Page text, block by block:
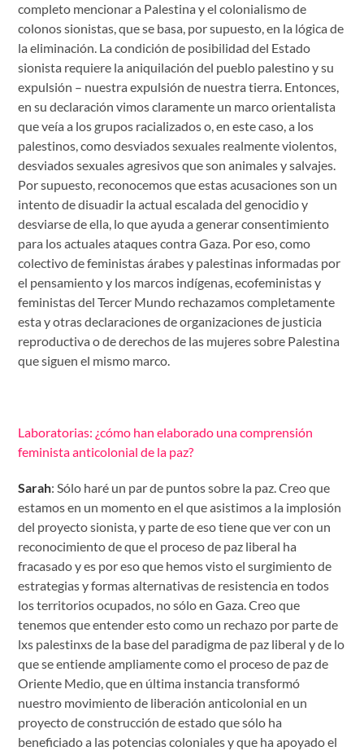
completo mencionar a Palestina y el colonialismo de
colonos sionistas, que se basa, por supuesto, en la lógica de
la eliminación. La condición de posibilidad del Estado
sionista requiere la aniquilación del pueblo palestino y su
expulsión – nuestra expulsión de nuestra tierra. Entonces,
en su declaración vimos claramente un marco orientalista
que veía a los grupos racializados o, en este caso, a los
palestinos, como desviados sexuales realmente violentos,
desviados sexuales agresivos que son animales y salvajes.
Por supuesto, reconocemos que estas acusaciones son un
intento de disuadir la actual escalada del genocidio y
desviarse de ella, lo que ayuda a generar consentimiento
para los actuales ataques contra Gaza. Por eso, como
colectivo de feministas árabes y palestinas informadas por
el pensamiento y los marcos indígenas, ecofeministas y
feministas del Tercer Mundo rechazamos completamente
esta y otras declaraciones de organizaciones de justicia
reproductiva o de derechos de las mujeres sobre Palestina
que siguen el mismo marco.
Laboratorias: ¿cómo han elaborado una comprensión
feminista anticolonial de la paz?
Sarah: Sólo haré un par de puntos sobre la paz. Creo que
estamos en un momento en el que asistimos a la implosión
del proyecto sionista, y parte de eso tiene que ver con un
reconocimiento de que el proceso de paz liberal ha
fracasado y es por eso que hemos visto el surgimiento de
estrategias y formas alternativas de resistencia en todos
los territorios ocupados, no sólo en Gaza. Creo que
tenemos que entender esto como un rechazo por parte de
lxs palestinxs de la base del paradigma de paz liberal y de lo
que se entiende ampliamente como el proceso de paz de
Oriente Medio, que en última instancia transformó
nuestro movimiento de liberación anticolonial en un
proyecto de construcción de estado que sólo ha
beneficiado a las potencias coloniales y que ha apoyado el